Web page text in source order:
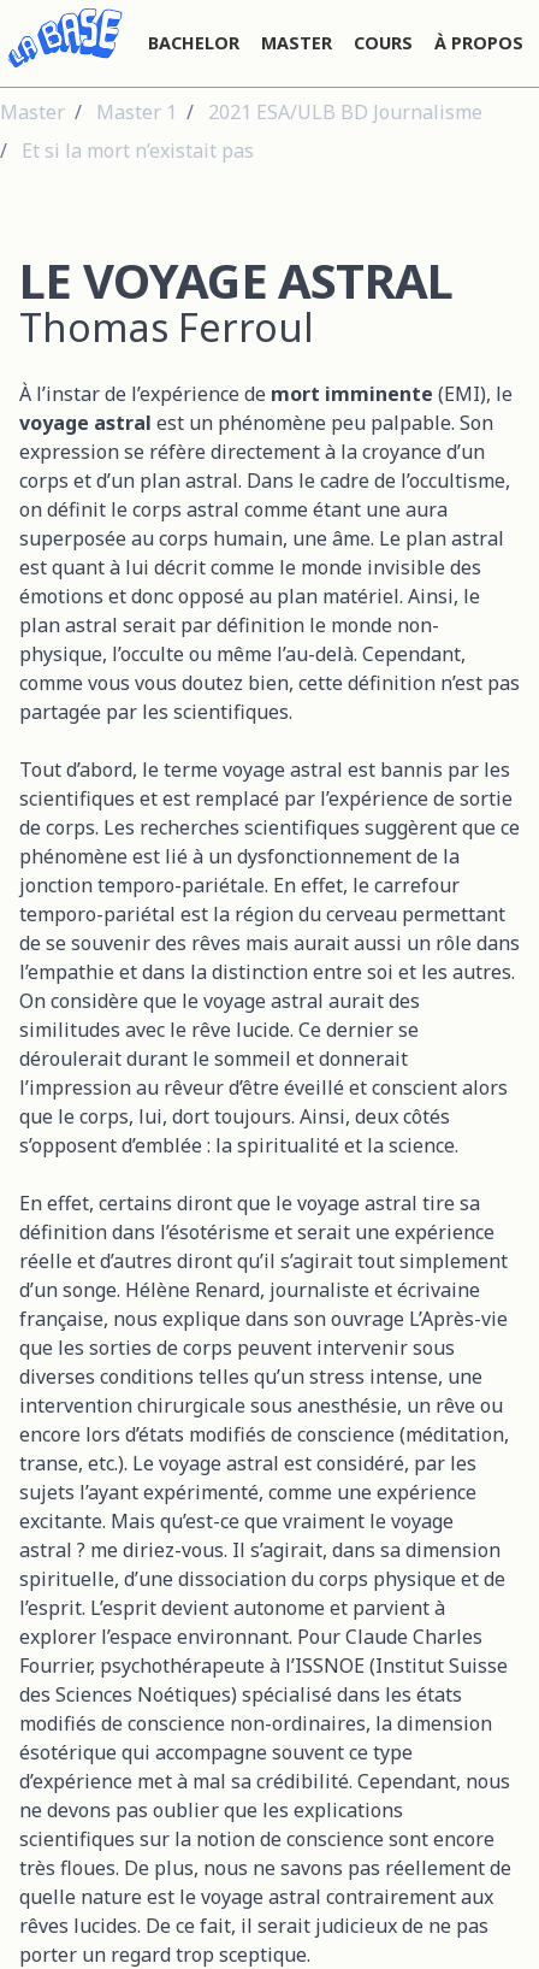
BACHELOR MASTER COURS À PROPOS
Master Master 1
2021 ESA/ULB BD Journalisme
Et si la mort n’existait pas
LE VOYAGE ASTRAL
Thomas Ferroul
À l’instar de l’expérience de mort imminente (EMI), le
voyage astral est un phénomène peu palpable. Son
expression se réfère directement à la croyance d’un
corps et d’un plan astral. Dans le cadre de l’occultisme,
on définit le corps astral comme étant une aura
superposée au corps humain, une âme. Le plan astral
est quant à lui décrit comme le monde invisible des
émotions et donc opposé au plan matériel. Ainsi, le
plan astral serait par définition le monde non-
physique, l’occulte ou même l’au-delà. Cependant,
comme vous vous doutez bien, cette définition n’est pas
partagée par les scientifiques.
Tout d’abord, le terme voyage astral est bannis par les
scientifiques et est remplacé par l’expérience de sortie
de corps. Les recherches scientifiques suggèrent que ce
phénomène est lié à un dysfonctionnement de la
jonction temporo-pariétale. En effet, le carrefour
temporo-pariétal est la région du cerveau permettant
de se souvenir des rêves mais aurait aussi un rôle dans
l’empathie et dans la distinction entre soi et les autres.
On considère que le voyage astral aurait des
similitudes avec le rêve lucide. Ce dernier se
déroulerait durant le sommeil et donnerait
l’impression au rêveur d’être éveillé et conscient alors
que le corps, lui, dort toujours. Ainsi, deux côtés
s’opposent d’emblée : la spiritualité et la science.
En effet, certains diront que le voyage astral tire sa
définition dans l’ésotérisme et serait une expérience
réelle et d’autres diront qu’il s’agirait tout simplement
d’un songe. Hélène Renard, journaliste et écrivaine
française, nous explique dans son ouvrage L’Après-vie
que les sorties de corps peuvent intervenir sous
diverses conditions telles qu’un stress intense, une
intervention chirurgicale sous anesthésie, un rêve ou
encore lors d’états modifiés de conscience (méditation,
transe, etc.). Le voyage astral est considéré, par les
sujets l’ayant expérimenté, comme une expérience
excitante. Mais qu’est-ce que vraiment le voyage
astral ? me diriez-vous. Il s’agirait, dans sa dimension
spirituelle, d’une dissociation du corps physique et de
l’esprit. L’esprit devient autonome et parvient à
explorer l’espace environnant. Pour Claude Charles
Fourrier, psychothérapeute à l’ISSNOE (Institut Suisse
des Sciences Noétiques) spécialisé dans les états
modifiés de conscience non-ordinaires, la dimension
ésotérique qui accompagne souvent ce type
d’expérience met à mal sa crédibilité. Cependant, nous
ne devons pas oublier que les explications
scientifiques sur la notion de conscience sont encore
très floues. De plus, nous ne savons pas réellement de
quelle nature est le voyage astral contrairement aux
rêves lucides. De ce fait, il serait judicieux de ne pas
porter un regard trop sceptique.